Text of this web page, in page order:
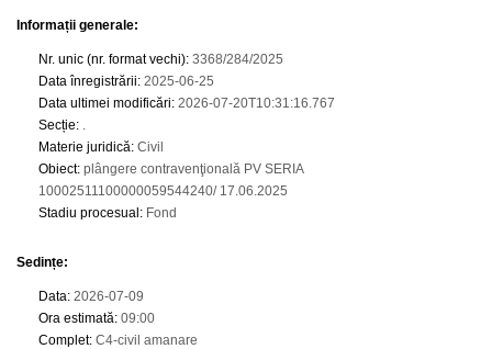
Informații generale:
Nr. unic (nr. format vechi): 3368/284/2025
Data înregistrării: 2025-06-25
Data ultimei modificări: 2026-07-20T10:31:16.767
Secție: .
Materie juridică: Civil
Obiect: plângere contravenţională PV SERIA
10002511100000059544240/ 17.06.2025
Stadiu procesual : Fond
Sedințe:
Data: 2026-07-09
Ora estimată: 09:00
Complet: C4-civil amanare